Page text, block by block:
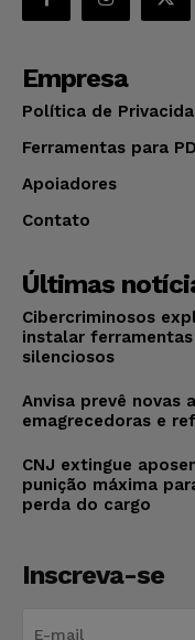
Empresa
Política de
Ferramentas para
Apoiadores
Contato
Últimas
Cibercriminosos
instalar
silenciosos
Anvisa prevê novas
emagrecedoras e
CNJ extingue
punição máxima
perda do cargo
Inscreva-se